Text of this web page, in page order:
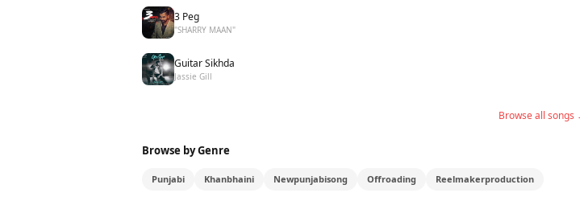
3 Peg
"SHARRY MAAN"
Guitar Sikhda
Jassie Gill
Browse all songs
Browse by Genre
Punjabi Khanbhaini Newpunjabisong Offroading Reelmakerproduction